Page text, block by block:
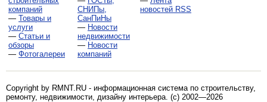
компаний
— Товары и
услуги
— Статьи и
обзоры
— Фотогалереи
СНИПы,
СанПиНы
— Новости
недвижимости
— Новости
компаний
новостей RSS
Copyright by RMNT.RU - информационная система по строительству,
ремонту, недвижимости, дизайну интерьера. (c) 2002—2026